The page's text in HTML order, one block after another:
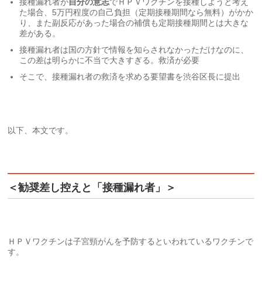
接種漏れ者が自分の意志でＨＰＶワクチンを接種しようと考え
た場合、5万円程度の自己負担（定期接種期間なら無料）がかか
り、また副反応があった場合の補償も定期接種期間とは大きな
差がある。
接種漏れ者は国の方針で情報を知らされなかっただけなのに、
この差は明らかに不当で大きすぎる。救済が必要
そこで、接種漏れ者の救済を求める要望書を渋谷区長に提出
以下、本文です。
＜勧奨差し控えと「接種漏れ者」＞
ＨＰＶワクチンは子宮頸がんを予防するといわれているワクチンで
す。